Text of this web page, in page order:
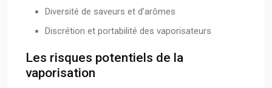
Diversité de saveurs et d’arômes
Discrétion et portabilité des vaporisateurs
Les risques potentiels de la
vaporisation